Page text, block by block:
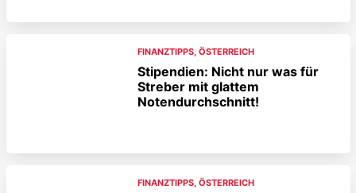
FINANZTIPPS, ÖSTERREICH
Stipendien: Nicht nur was für
Streber mit glattem
Notendurchschnitt!
FINANZTIPPS, ÖSTERREICH